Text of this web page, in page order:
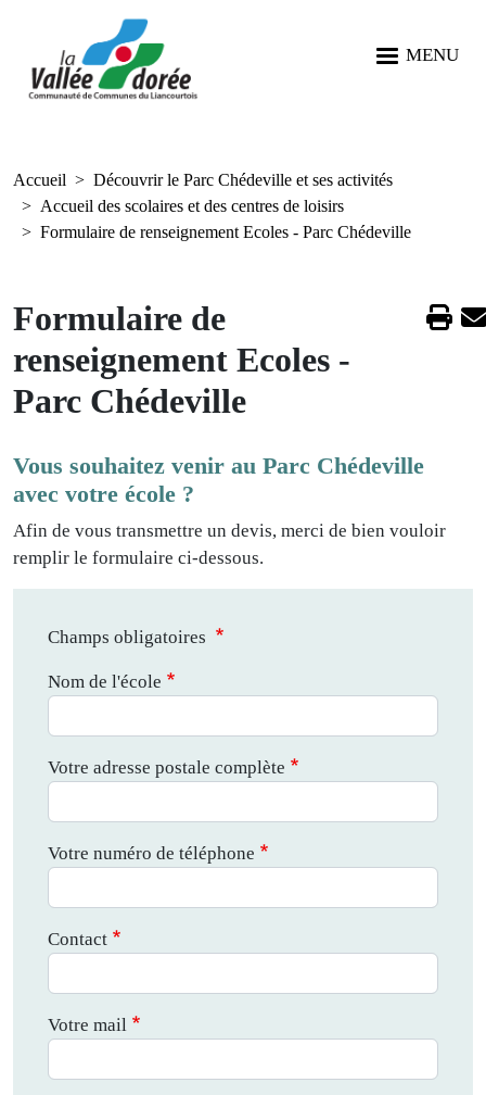
MENU
Accueil
Découvrir le Parc Chédeville et ses activités
Accueil des scolaires et des centres de loisirs
Formulaire de renseignement Ecoles - Parc Chédeville
Formulaire de
renseignement Ecoles -
Parc Chédeville
Vous souhaitez venir au Parc Chédeville
avec votre école ?
Afin de vous transmettre un devis, merci de bien vouloir
remplir le formulaire ci-dessous.
Champs obligatoires
Nom de l'école
Votre adresse postale complète
Votre numéro de téléphone
Contact
Votre mail